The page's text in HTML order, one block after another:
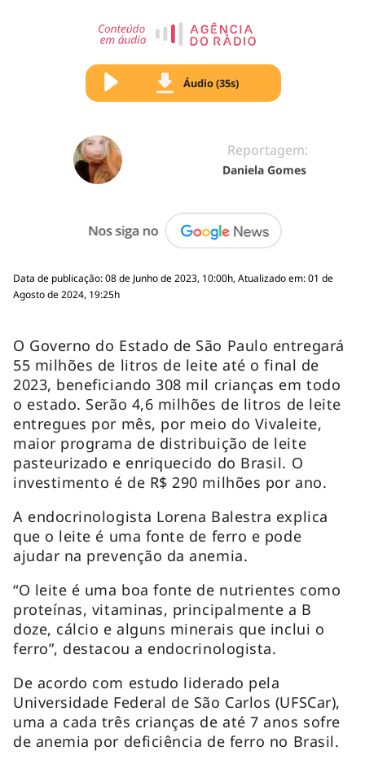
Áudio (35s)
Reportagem:
Daniela Gomes
Data de publicação: 08 de Junho de 2023, 10:00h, Atualizado em: 01 de
Agosto de 2024, 19:25h
O Governo do Estado de São Paulo entregará
55 milhões de litros de leite até o final de
2023, beneficiando 308 mil crianças em todo
o estado. Serão 4,6 milhões de litros de leite
entregues por mês, por meio do Vivaleite,
maior programa de distribuição de leite
pasteurizado e enriquecido do Brasil. O
investimento é de R$ 290 milhões por ano.
A endocrinologista Lorena Balestra explica
que o leite é uma fonte de ferro e pode
ajudar na prevenção da anemia.
“O leite é uma boa fonte de nutrientes como
proteínas, vitaminas, principalmente a B
doze, cálcio e alguns minerais que inclui o
ferro”, destacou a endocrinologista.
De acordo com estudo liderado pela
Universidade Federal de São Carlos (UFSCar),
uma a cada três crianças de até 7 anos sofre
de anemia por deficiência de ferro no Brasil.